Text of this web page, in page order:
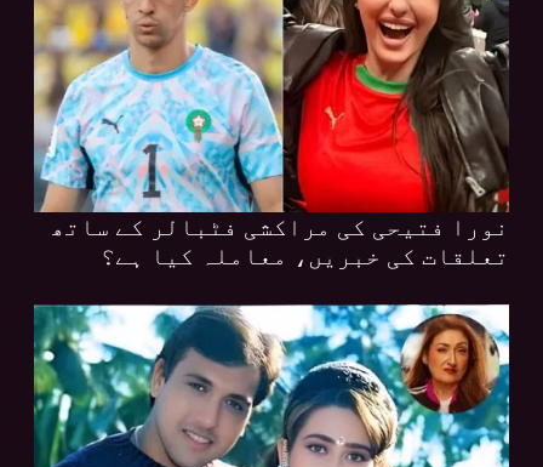
نورا فتیحی کی مراکشی فٹبالر کے ساتھ
تعلقات کی خبریں، معاملہ کیا ہے؟